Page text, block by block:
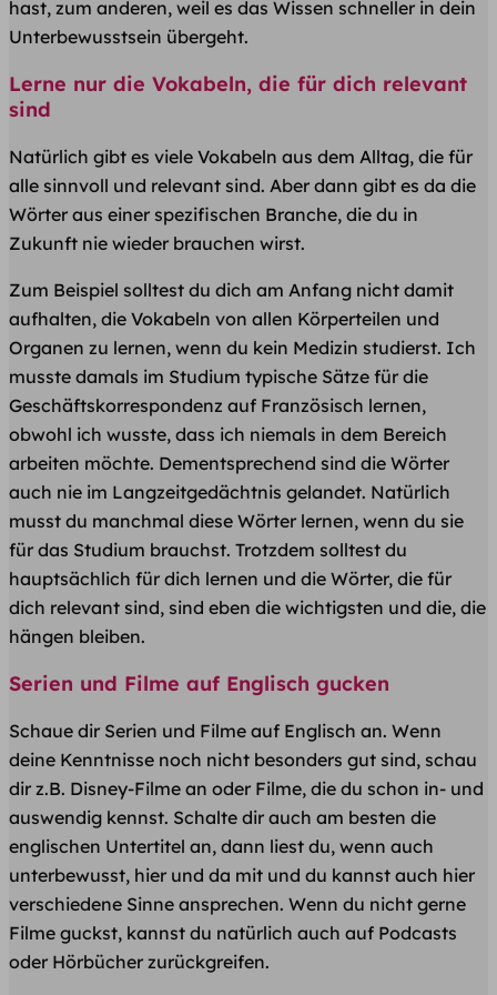
hast, zum anderen, weil es das Wissen schneller in dein
Unterbewusstsein übergeht.
Lerne nur die Vokabeln, die für dich relevant
sind
Natürlich gibt es viele Vokabeln aus dem Alltag, die für
alle sinnvoll und relevant sind. Aber dann gibt es da die
Wörter aus einer spezifischen Branche, die du in
Zukunft nie wieder brauchen wirst.
Zum Beispiel solltest du dich am Anfang nicht damit
aufhalten, die Vokabeln von allen Körperteilen und
Organen zu lernen, wenn du kein Medizin studierst. Ich
musste damals im Studium typische Sätze für die
Geschäftskorrespondenz auf Französisch lernen,
obwohl ich wusste, dass ich niemals in dem Bereich
arbeiten möchte. Dementsprechend sind die Wörter
auch nie im Langzeitgedächtnis gelandet. Natürlich
musst du manchmal diese Wörter lernen, wenn du sie
für das Studium brauchst. Trotzdem solltest du
hauptsächlich für dich lernen und die Wörter, die für
dich relevant sind, sind eben die wichtigsten und die, die
hängen bleiben.
Serien und Filme auf Englisch gucken
Schaue dir Serien und Filme auf Englisch an. Wenn
deine Kenntnisse noch nicht besonders gut sind, schau
dir z.B. Disney-Filme an oder Filme, die du schon in- und
auswendig kennst. Schalte dir auch am besten die
englischen Untertitel an, dann liest du, wenn auch
unterbewusst, hier und da mit und du kannst auch hier
verschiedene Sinne ansprechen. Wenn du nicht gerne
Filme guckst, kannst du natürlich auch auf Podcasts
oder Hörbücher zurückgreifen.